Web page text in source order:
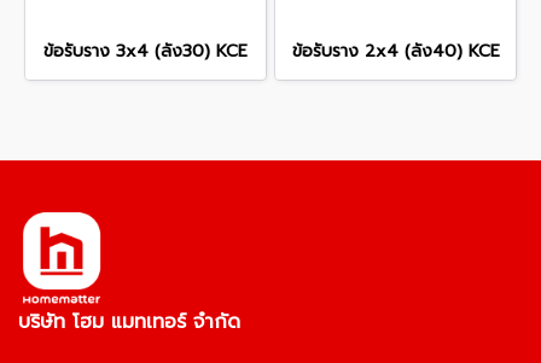
ข้อรับราง 3x4 (ลัง30) KCE ข้อรับราง 2x4 (ลัง40) KCE
บริษัท โฮม แมทเทอร์ จำกัด